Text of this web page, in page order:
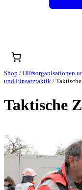
Shop / Hilfsorganisationen
und Einsatztaktik /
Taktische